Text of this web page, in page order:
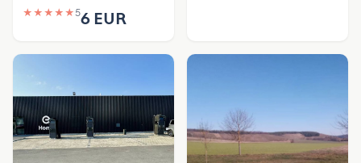
★ ★ ★ ★ ★56 EUR